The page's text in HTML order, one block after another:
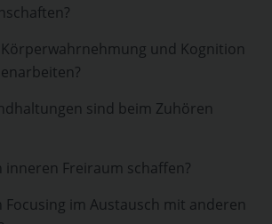
und Kognition
sind beim Zuhören
inneren Freiraum schaffen?
Focusing im Austausch mit anderen